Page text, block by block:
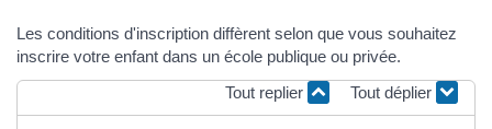
Les conditions d'inscription diffèrent selon que vous souhaitez
inscrire votre enfant dans un école publique ou privée.
Tout replier
Tout déplier